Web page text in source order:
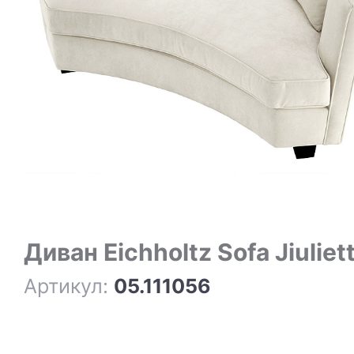
Диван Eichholtz Sofa
Артикул: 05.111056